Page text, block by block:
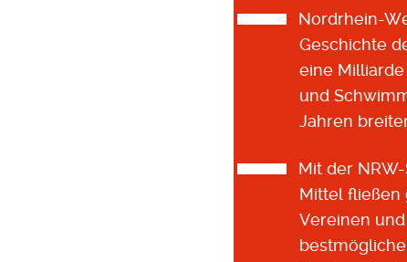
Nordrhein-
Geschichte
eine
und
Jahren
Mit der
Mittel fließen
Vereinen